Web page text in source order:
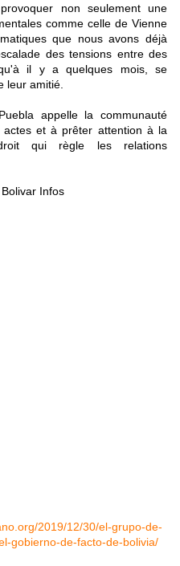
non seulement une
comme celle de Vienne
que nous avons déjà
des tensions entre des
il y a quelques mois, se
leur amitié.
appelle la communauté
actes et à prêter attention à la
qui règle les relations
Infos
2019/12/30/el-grupo-de-
gobierno-de-facto-de-bolivia/